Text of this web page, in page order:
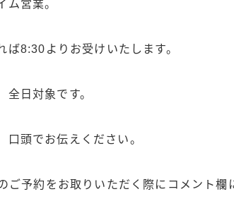
ム営業。
8:30よりお受けいたします。
日対象です。
口頭でお伝えください。
ご予約をお取りいただく際にコメント欄